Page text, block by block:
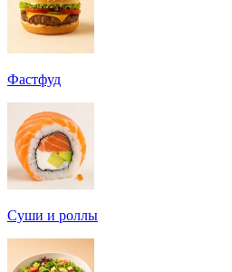
Фастфуд
Суши и роллы